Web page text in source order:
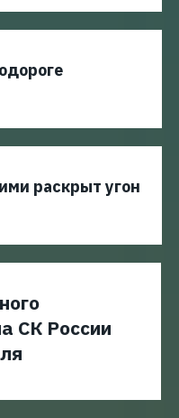
раскрыт угон
СК России